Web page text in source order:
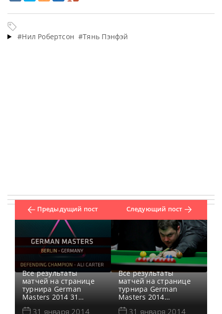
#Нил Робертсон #Тянь Пэнфэй
Предыдущий пост
Все результаты
матчей на странице
турнира German
Masters 2014 31
января 2014 года в
31 января 2014
Следующий пост
Все результаты
матчей на странице
турнира German
Masters 2014
Норвежский
31 января 2014